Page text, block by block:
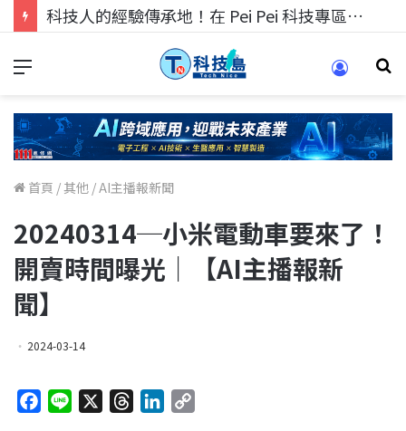
科技人的經驗傳承地！在 Pei Pei 科技專區，與學弟妹交流最硬核的技術
首頁 /其他 /AI主播報新聞
20240314─小米電動車要來了！
開賣時間曝光｜【AI主播報新
聞】
2024-03-14